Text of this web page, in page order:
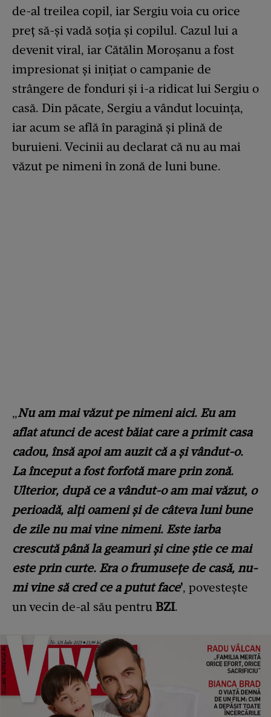
de-al treilea copil, iar Sergiu voia cu orice
preț să-și vadă soția și copilul. Cazul lui a
devenit viral, iar Cătălin Moroșanu a fost
impresionat și inițiat o campanie de
strângere de fonduri și i-a ridicat lui Sergiu o
casă. Din păcate, Sergiu a vândut locuința,
iar acum se află în paragină și plină de
buruieni. Vecinii au declarat că nu au mai
văzut pe nimeni în zonă de luni bune.
„Nu am mai văzut pe nimeni aici. Eu am
aflat atunci de acest băiat care a primit casa
cadou, însă apoi am auzit că a și vândut-o.
La început a fost forfotă mare prin zonă.
Ulterior, după ce a vândut-o am mai văzut, o
perioadă, alți oameni și de câteva luni bune
de zile nu mai vine nimeni. Este iarba
crescută până la geamuri și cine știe ce mai
este prin curte. Era o frumusețe de casă, nu-
mi vine să cred ce a putut face', povestește
un vecin de-al său pentru BZI.